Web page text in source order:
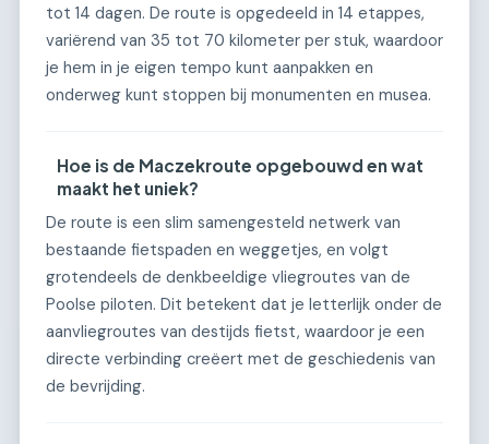
tot 14 dagen. De route is opgedeeld in 14 etappes,
variërend van 35 tot 70 kilometer per stuk, waardoor
je hem in je eigen tempo kunt aanpakken en
onderweg kunt stoppen bij monumenten en musea.
Hoe is de Maczekroute opgebouwd en wat
maakt het uniek?
De route is een slim samengesteld netwerk van
bestaande fietspaden en weggetjes, en volgt
grotendeels de denkbeeldige vliegroutes van de
Poolse piloten. Dit betekent dat je letterlijk onder de
aanvliegroutes van destijds fietst, waardoor je een
directe verbinding creëert met de geschiedenis van
de bevrijding.